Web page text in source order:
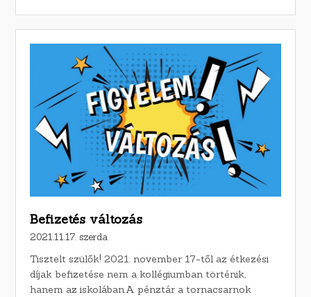
Befizetés változás
2021.11.17. szerda
Tisztelt szülők! 2021. november 17-től az étkezési
díjak befizetése nem a kollégiumban történik,
hanem az iskolában.A pénztár a tornacsarnok